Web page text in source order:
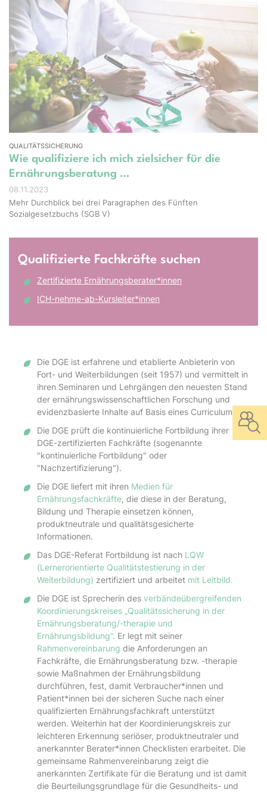
QUALITÄTSSICHERUNG
Wie qualifiziere ich mich zielsicher für die
Ernährungsberatung …
08.11.2023
Mehr Durchblick bei drei Paragraphen des Fünften
Sozialgesetzbuchs (SGB V)
Qualifizierte Fachkräfte suchen
Zertifizierte Ernährungsberater*innen
ICH-nehme-ab-Kursleiter*innen
Die DGE ist erfahrene und etablierte Anbieterin von
Fort- und Weiterbildungen (seit 1957) und vermittelt in
ihren Seminaren und Lehrgängen den neuesten Stand
der ernährungswissenschaftlichen Forschung und
evidenzbasierte Inhalte auf Basis eines Curriculums.
Die DGE prüft die kontinuierliche Fortbildung ihrer
DGE-zertifizierten Fachkräfte (sogenannte
"kontinuierliche Fortbildung" oder
"Nachzertifizierung").
Die DGE liefert mit ihren Medien für
Ernährungsfachkräfte, die diese in der Beratung,
Bildung und Therapie einsetzen können,
produktneutrale und qualitätsgesicherte
Informationen.
Das DGE-Referat Fortbildung ist nach LQW
(Lernerorientierte Qualitätstestierung in der
Weiterbildung) zertifiziert und arbeitet mit Leitbild.
Die DGE ist Sprecherin des verbändeübergreifenden
Koordinierungskreises „Qualitätssicherung in der
Ernährungsberatung/-therapie und
Ernährungsbildung“. Er legt mit seiner
Rahmenvereinbarung die Anforderungen an
Fachkräfte, die Ernährungsberatung bzw. -therapie
sowie Maßnahmen der Ernährungsbildung
durchführen, fest, damit Verbraucher*innen und
Patient*innen bei der sicheren Suche nach einer
qualifizierten Ernährungsfachkraft unterstützt
werden. Weiterhin hat der Koordinierungskreis zur
leichteren Erkennung seriöser, produktneutraler und
anerkannter Berater*innen Checklisten erarbeitet. Die
gemeinsame Rahmenvereinbarung zeigt die
anerkannten Zertifikate für die Beratung und ist damit
die Beurteilungsgrundlage für die Gesundheits- und